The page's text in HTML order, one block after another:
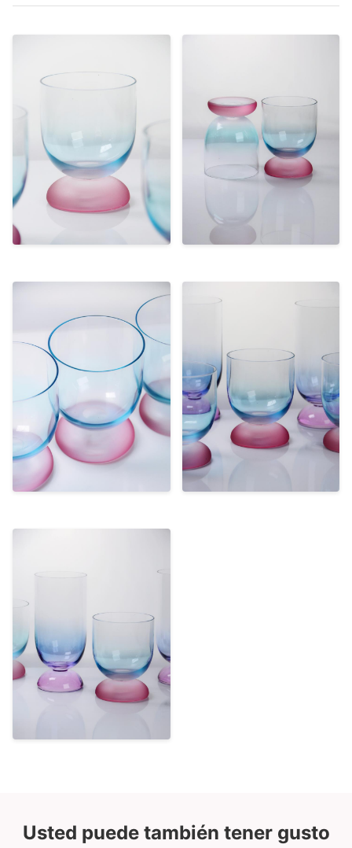
Usted puede también tener gusto